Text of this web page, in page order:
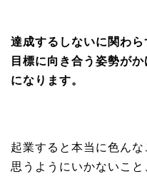
達成するしないに関わ
目標に向き合う姿勢が
になります。
起業すると本当に色んな
思うようにいかないこと